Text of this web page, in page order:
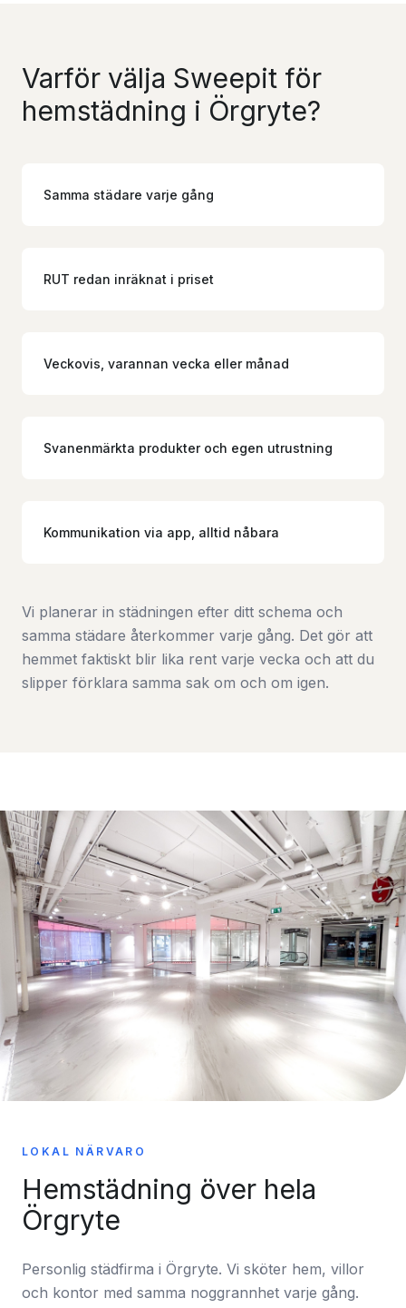
Varför välja Sweepit för
hemstädning i Örgryte?
Samma städare varje gång
RUT redan inräknat i priset
Veckovis, varannan vecka eller månad
Svanenmärkta produkter och egen utrustning
Kommunikation via app, alltid nåbara
Vi planerar in städningen efter ditt schema och
samma städare återkommer varje gång. Det gör att
hemmet faktiskt blir lika rent varje vecka och att du
slipper förklara samma sak om och om igen.
LOKAL NÄRVARO
Hemstädning över hela
Örgryte
Personlig städfirma i Örgryte. Vi sköter hem, villor
och kontor med samma noggrannhet varje gång.